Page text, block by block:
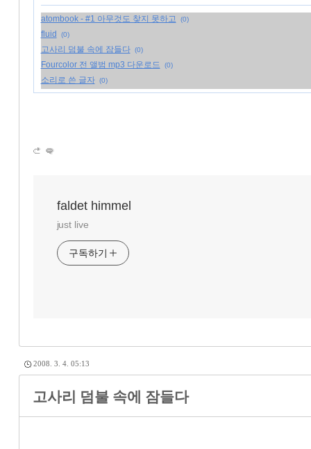
atombook - #1 아무것도 찾지 못하고 (0)
fluid (0)
고사리 덤불 속에 잠들다 (0)
Fourcolor 전 앨범 mp3 다운로드 (0)
소리로 쓴 글자 (0)
faldet himmel
just live
구독하기
2008. 3. 4. 05:13
고사리 덤불 속에 잠들다